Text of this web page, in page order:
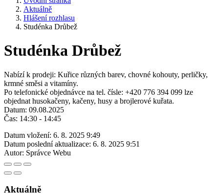
Aktuálně
Hlášení rozhlasu
Studénka Drůbež
Studénka Drůbež
Nabízí k prodeji: Kuřice různých barev, chovné kohouty, perličky,
krmné směsi a vitamíny.
Po telefonické objednávce na tel. čísle: +420 776 394 099 lze
objednat husokačeny, kačeny, husy a brojlerové kuřata.
Datum: 09.08.2025
Čas: 14:30 - 14:45
Datum vložení: 6. 8. 2025 9:49
Datum poslední aktualizace: 6. 8. 2025 9:51
Autor: Správce Webu
Aktuálně